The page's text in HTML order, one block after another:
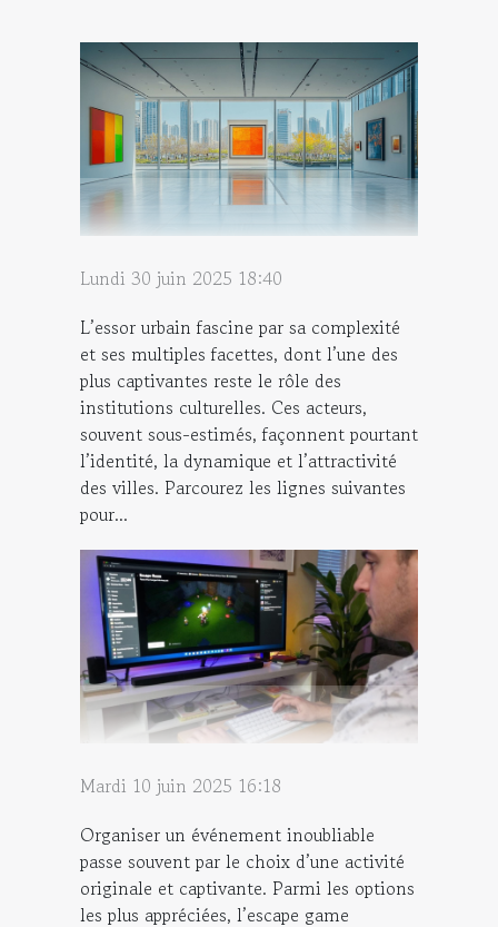
Lundi 30 juin 2025 18:40
L’essor urbain fascine par sa complexité
et ses multiples facettes, dont l’une des
plus captivantes reste le rôle des
institutions culturelles. Ces acteurs,
souvent sous-estimés, façonnent pourtant
l’identité, la dynamique et l’attractivité
des villes. Parcourez les lignes suivantes
pour...
Mardi 10 juin 2025 16:18
Organiser un événement inoubliable
passe souvent par le choix d’une activité
originale et captivante. Parmi les options
les plus appréciées, l’escape game